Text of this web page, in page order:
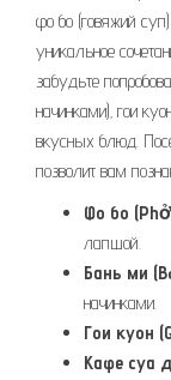
фо бо (говяжий
уникальное
забудьте
начинками)‚ гои
вкусных блюд.
позволит вам
Фо бо
лапшой.
Бань ми
начинками.
Гои куон
Кафе суа